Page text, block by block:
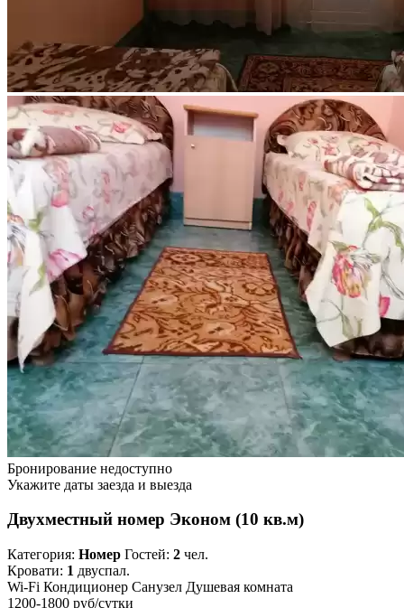
Бронирование недоступно
Укажите даты заезда и выезда
Двухместный номер Эконом (10 кв.м)
Категория: Номер Гостей: 2 чел.
Кровати: 1 двуспал.
Wi-Fi Кондиционер Санузел Душевая комната
1200-1800 руб/сутки